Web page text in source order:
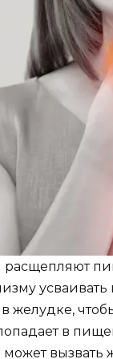
желудке,
в
может